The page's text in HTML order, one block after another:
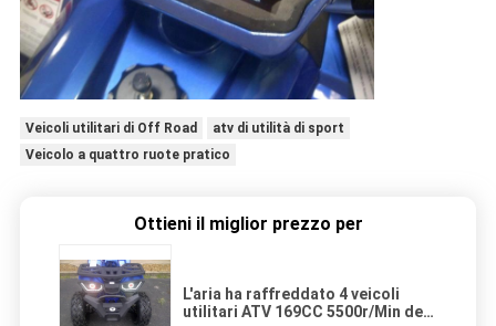
Veicoli utilitari di Off Road
atv di utilità di sport
Veicolo a quattro ruote pratico
Ottieni il miglior prezzo per
L'aria ha raffreddato 4 veicoli
utilitari ATV 169CC 5500r/Min del